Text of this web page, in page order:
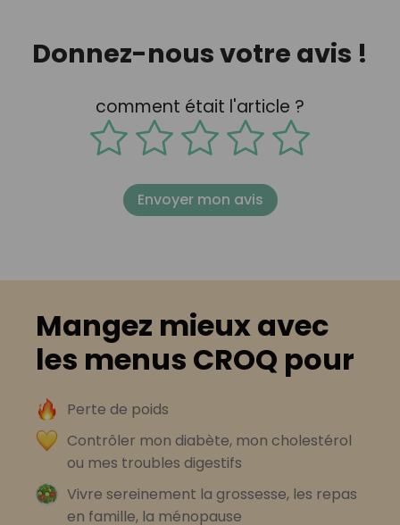
Donnez-nous votre avis !
comment était l'article ?
Envoyer mon avis
Mangez mieux avec
les menus CROQ pour
Perte de poids
Contrôler mon diabète, mon cholestérol
ou mes troubles digestifs
Vivre sereinement la grossesse, les repas
en famille, la ménopause